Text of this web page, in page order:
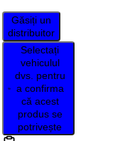
Găsiți un
distribuitor
Selectați
vehiculul
dvs. pentru
a confirma
că acest
produs se
potrivește